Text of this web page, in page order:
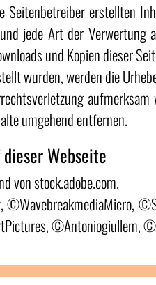
Seitenbetreiber erstellten
jede Art der Verwertung
und Kopien dieser
wurden, werden die
umgehend entfernen.
Webseite
von stock.adobe.com.
©WavebreakmediaMicro,
©Antoniogiullem,